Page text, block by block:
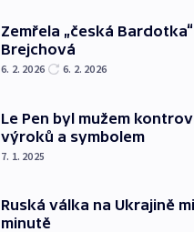
Zemřela „česká Bardotka“
Brejchová
6. 2. 2026 6. 2. 2026
Le Pen byl mužem
výroků a symbolem
7. 1. 2025
Ruská válka na Ukrajině
minutě